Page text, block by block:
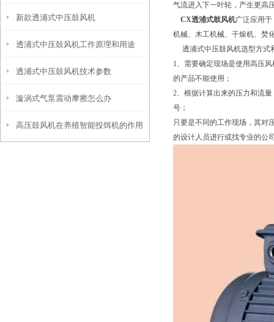
新款透浦式中压鼓风机
透浦式中压鼓风机工作原理和用途
透浦式中压鼓风机技术参数
漩涡式气泵震动摩擦怎么办
高压鼓风机在养殖智能投饵机的作用
气流进入下一叶轮，产生更高
CX透浦式鼓风机广泛应用
机械、木工机械、干燥机、焚
透浦式中压鼓风机选型方式
1、需要确定现场是使用高压
的产品不能使用；
2、根据计算出来的压力和流
号；
只要是不同的工作现场，其对
的设计人员进行或找专业的公